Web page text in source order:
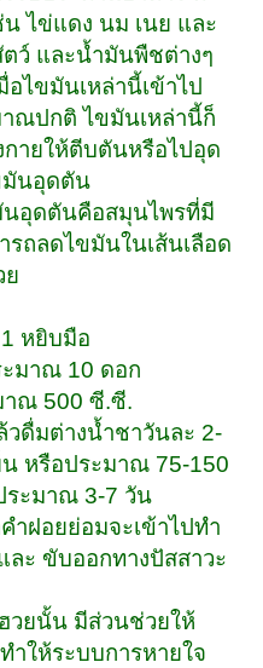
ไข่แดง นม เนย และ
ว์ และน้ำมันพืชต่างๆ
ไขมันเหล่านี้เข้าไป
ณปกติ ไขมันเหล่านี้ก็
กายให้ตีบตันหรือไปอุด
มันอุดตัน
นอุดตันคือสมุนไพรที่มี
รถลดไขมันในเส้นเลือด
ย
หยิบมือ
ะมาณ 10 ดอก
าณ 500 ซี.ซี.
ดื่มต่างน้ำชาวันละ 2-
น หรือประมาณ 75-150
ะมาณ 3-7 วัน
ฝอยย่อมจะเข้าไปทำ
ะ ขับออกทางปัสสาวะ
วยนั้น มีส่วนช่วยให้
ให้ระบบการหายใจ